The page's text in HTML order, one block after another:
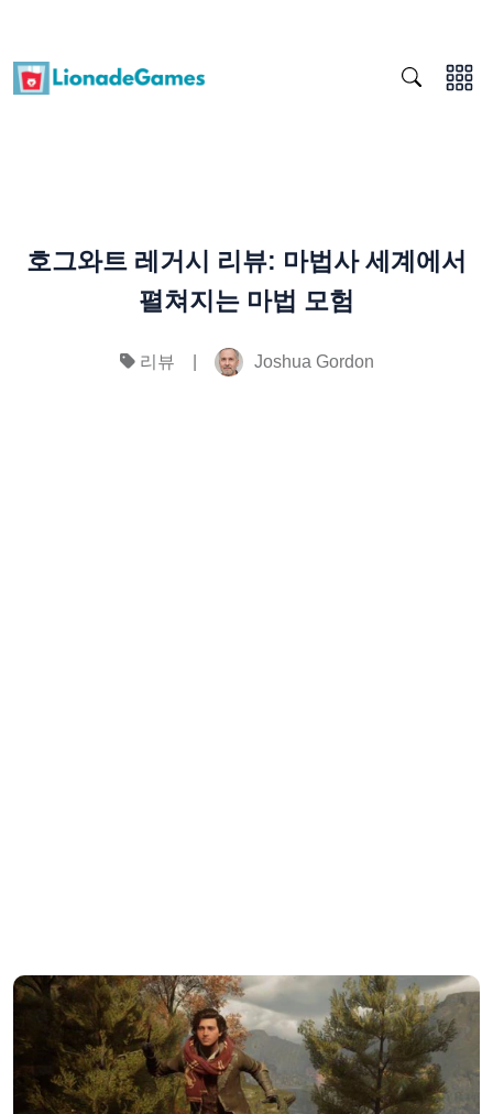
호그와트 레거시 리뷰: 마법사 세계에서
펼쳐지는 마법 모험
리뷰 | Joshua Gordon